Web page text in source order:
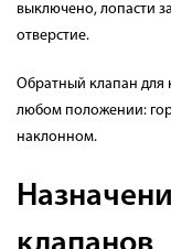
выключено, лопасти
отверстие.
Обратный клапан для
любом положении:
наклонном.